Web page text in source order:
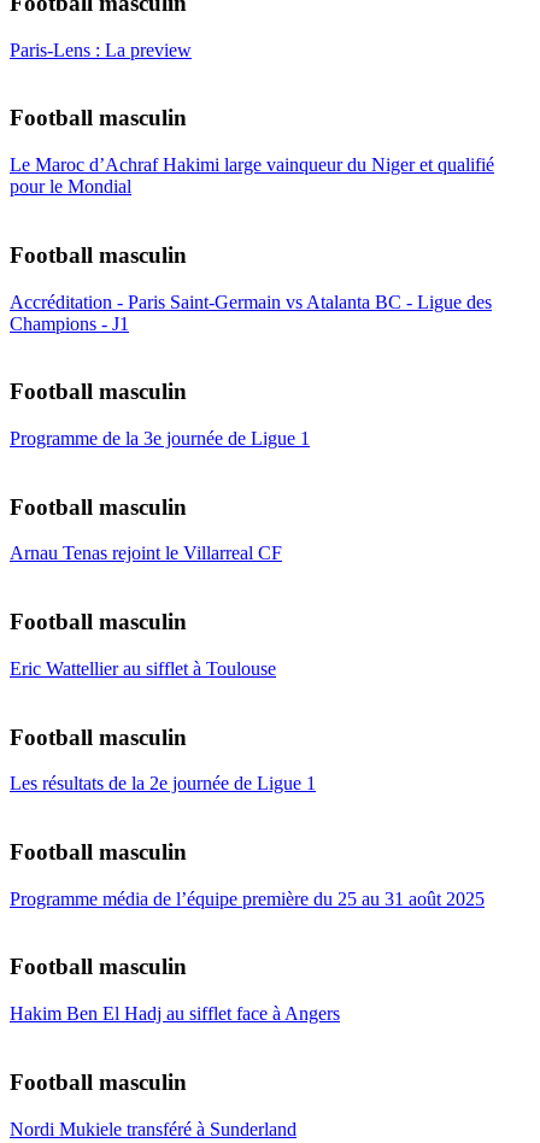
Paris-Lens : La preview
Football masculin
Le Maroc d’Achraf Hakimi large vainqueur du Niger et qualifié
pour le Mondial
Football masculin
Accréditation - Paris Saint-Germain vs Atalanta BC - Ligue des
Champions - J1
Football masculin
Programme de la 3e journée de Ligue 1
Football masculin
Arnau Tenas rejoint le Villarreal CF
Football masculin
Eric Wattellier au sifflet à Toulouse
Football masculin
Les résultats de la 2e journée de Ligue 1
Football masculin
Programme média de l’équipe première du 25 au 31 août 2025
Football masculin
Hakim Ben El Hadj au sifflet face à Angers
Football masculin
Nordi Mukiele transféré à Sunderland